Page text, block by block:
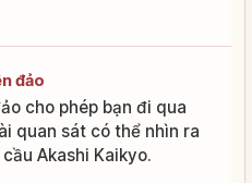
đảo
cho phép bạn đi qua
quan sát có thể nhìn ra
Akashi Kaikyo.